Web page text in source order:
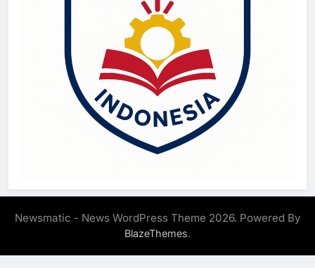
Newsmatic - News WordPress Theme 2026. Powered By
BlazeThemes.